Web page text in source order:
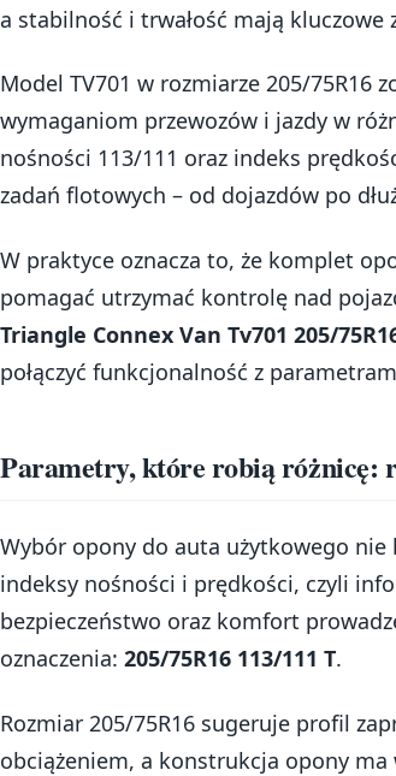
a stabilność i trwałość mają kluczowe
Model TV701 w rozmiarze 205/75R16
wymaganiom przewozów i jazdy w
nośności 113/111 oraz indeks
zadań flotowych – od dojazdów po
W praktyce oznacza to, że komplet
pomagać utrzymać kontrolę nad
Triangle Connex Van Tv701 205/
połączyć funkcjonalność z
Parametry, które robią różnicę:
Wybór opony do auta użytkowego nie
indeksy nośności i prędkości, czyli
bezpieczeństwo oraz komfort
oznaczenia: 205/75R16 113/111 T.
Rozmiar 205/75R16 sugeruje profil
obciążeniem, a konstrukcja opony